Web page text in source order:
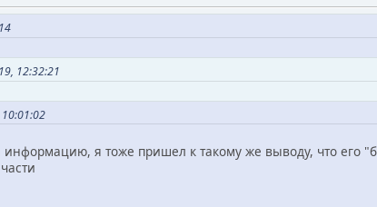
12:32:21
информацию, я тоже пришел к такому же выводу, что его